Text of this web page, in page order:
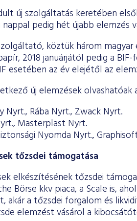
új szolgáltatás keretében
pedig hét újabb elemzés
köztük három magyar
2018 januárjától pedig a
esetében az év elejétől az
új elemzések olvashatóak
Nyrt., Rába Nyrt., Zwack Nyrt.
Masterplast Nyrt.
Nyomda Nyrt.,
tőzsdei támogatása
elkészítésének tőzsdei
Börse kkv piaca, a Scale is,
akár a tőzsdei forgalom és
elemzést vásárol a